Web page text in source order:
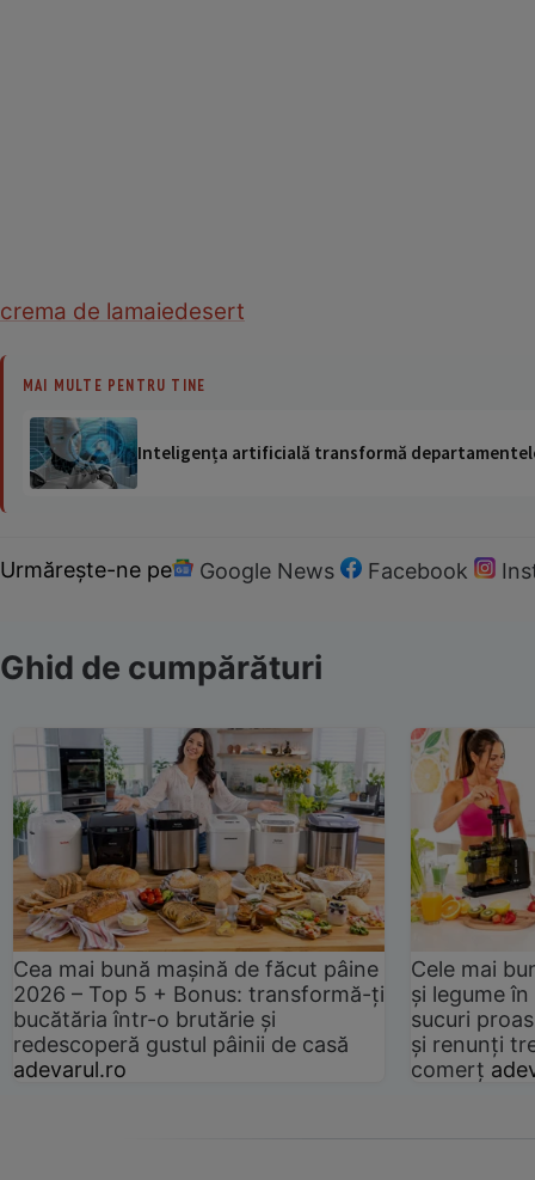
crema de lamaiedesert
MAI MULTE PENTRU TINE
Inteligența artificială transformă
Urmărește-ne pe Google News Facebook
Ghid de cumpărături
Cea mai bună mașină de făcut pâine
2026 – Top 5 + Bonus: transformă-ți
bucătăria într-o brutărie și
redescoperă gustul pâinii de casă
adevarul.ro
Cele mai
și legume
sucuri
și renunți
comerț